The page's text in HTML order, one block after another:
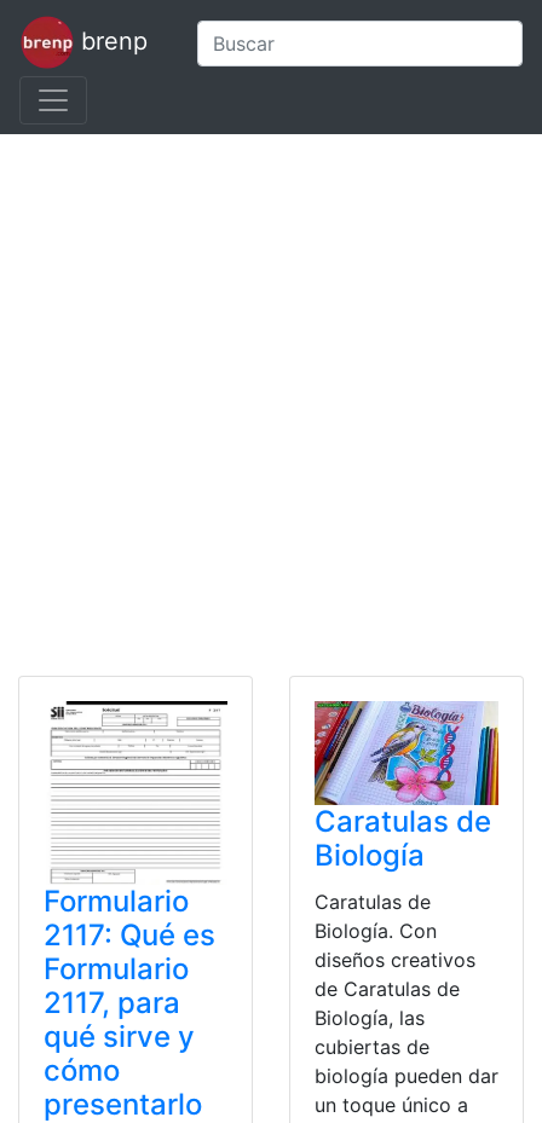
brenp
Formulario
2117: Qué es
Formulario
2117, para
qué sirve y
cómo
presentarlo
Caratulas de
Biología
Caratulas de
Biología. Con
diseños creativos
de Caratulas de
Biología, las
cubiertas de
biología pueden dar
un toque único a